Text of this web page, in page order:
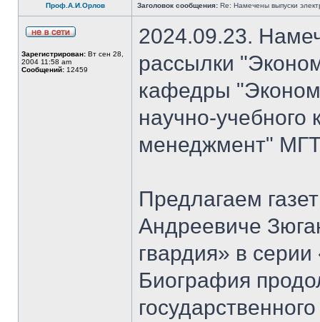
Проф.А.И.Орлов Заголовок сообщения: Re: Намечены выпуски
Зарегистрирован: Вт сен 28,
2004 11:58 am
Сообщений: 12459
2024.09.23.
рассылки
кафедры
научно-
менеджмент"
Предлагаем
Андреевиче
гвардия» в
Биография